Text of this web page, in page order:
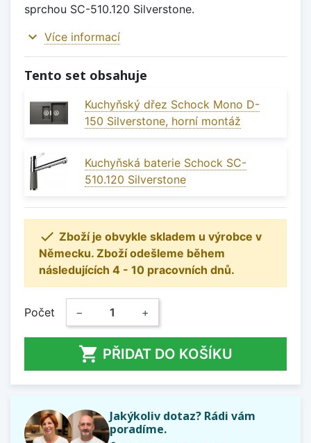
sprchou SC-510.120 Silverstone.
expand_more Více informací
Tento set obsahuje
Kuchyňský dřez Schock Mono D-
150 Silverstone, horní montáž
Kuchyňská baterie Schock SC-
510.120 Silverstone
 Zboží je obvykle skladem u výrobce v
Německu. Zboží odešleme během
následujících 4 - 10 pracovních dnů.
Počet − +
 PŘIDAT DO KOŠÍKU
Jakýkoliv dotaz? Rádi vám
poradíme.